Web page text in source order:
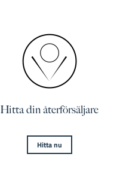
Hitta din återförsäljare
Hitta nu